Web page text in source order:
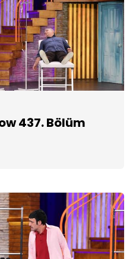
437. Bölüm